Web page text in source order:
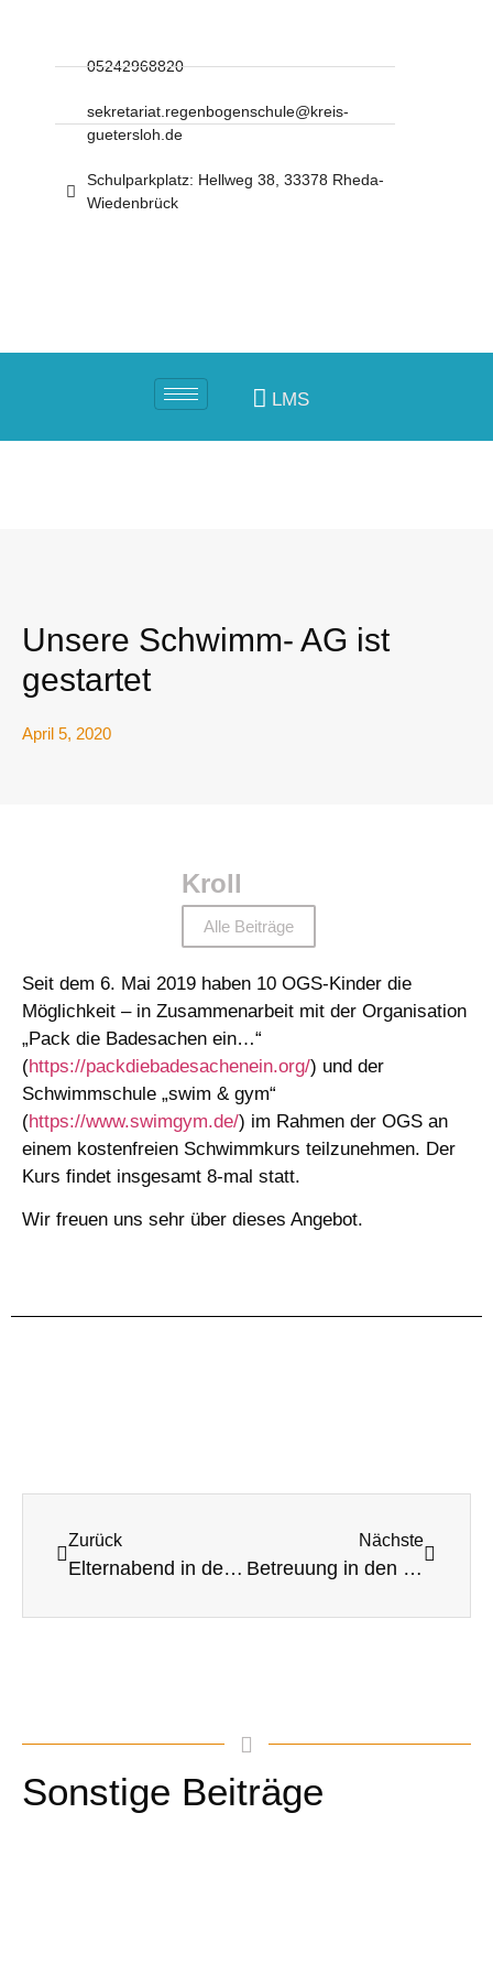
05242968820
sekretariat.regenbogenschule@kreis-
guetersloh.de
Schulparkplatz: Hellweg 38, 33378 Rheda-
Wiedenbrück
LMS
Unsere Schwimm- AG ist
gestartet
April 5, 2020
Kroll
Alle Beiträge
Seit dem 6. Mai 2019 haben 10 OGS-Kinder die
Möglichkeit – in Zusammenarbeit mit der Organisation
„Pack die Badesachen ein…“
(https://packdiebadesachenein.org/) und der
Schwimmschule „swim & gym“
(https://www.swimgym.de/) im Rahmen der OGS an
einem kostenfreien Schwimmkurs teilzunehmen. Der
Kurs findet insgesamt 8-mal statt.
Wir freuen uns sehr über dieses Angebot.
Zurück
Elternabend in der OGS
Nächste
Betreuung in den Osterferien
Sonstige Beiträge